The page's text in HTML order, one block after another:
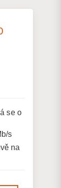
se o
s
na